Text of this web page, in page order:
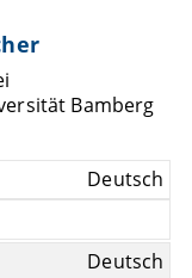
Bamberg
Deutsch
Deutsch